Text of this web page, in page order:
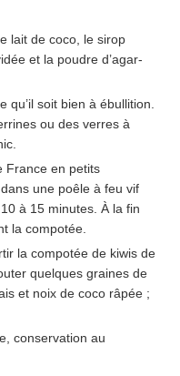
lait de coco, le sirop
et la poudre d’agar-
qu’il soit bien à ébullition.
ou des verres à
France en petits
une poêle à feu vif
à 15 minutes. À la fin
la compotée.
la compotée de kiwis de
quelques graines de
et noix de coco râpée ;
conservation au